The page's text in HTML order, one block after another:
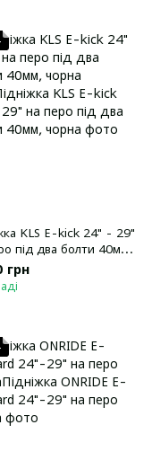
KLS E-kick 24" - 29"
під два болти 40мм,
OEM
грн